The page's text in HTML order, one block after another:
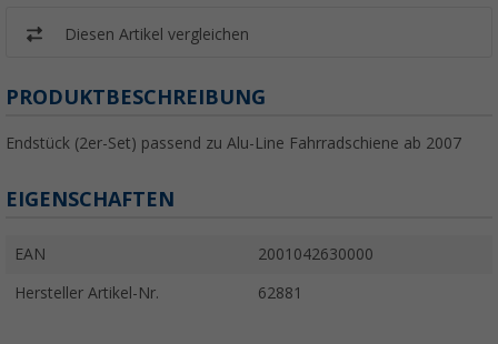
Diesen Artikel vergleichen
PRODUKTBESCHREIBUNG
Endstück (2er-Set) passend zu Alu-Line Fahrradschiene ab 2007
EIGENSCHAFTEN
EAN 2001042630000
Hersteller Artikel-Nr. 62881